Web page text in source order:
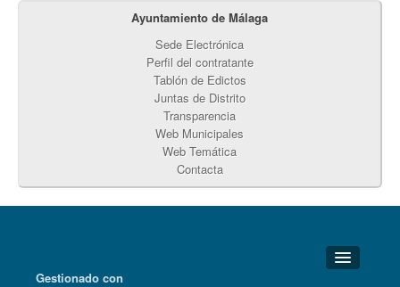
Ayuntamiento de Málaga
Sede Electrónica
Perfil del contratante
Tablón de Edictos
Juntas de Distrito
Transparencia
Web Municipales
Web Temática
Contacta
Gestionado con